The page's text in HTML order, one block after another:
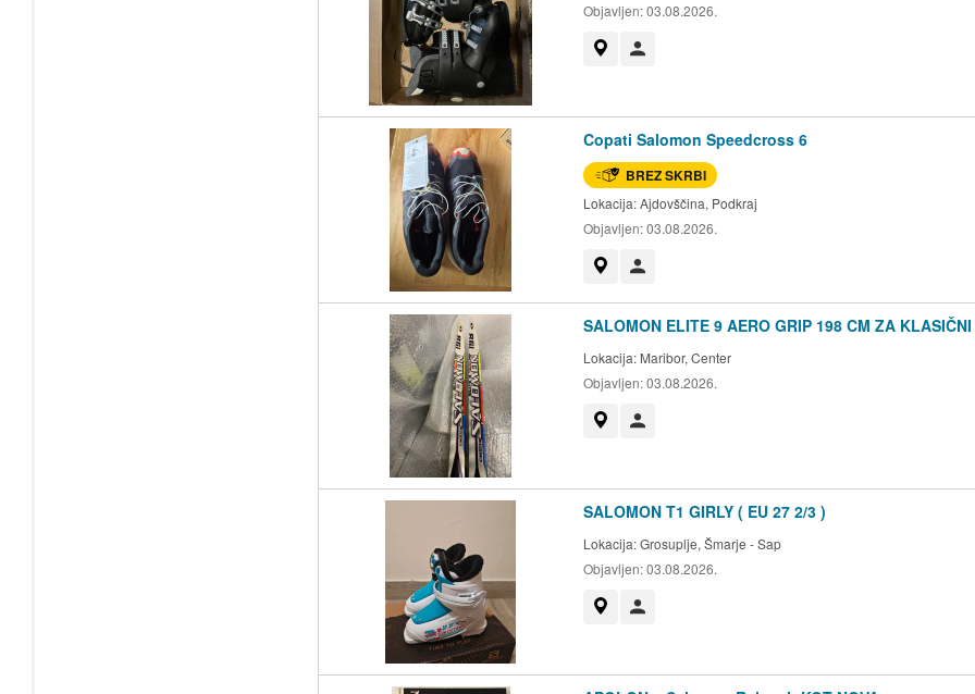
Objavljen:03.08.2026.
Copati Salomon Speedcross 6
BREZ SKRBI
Lokacija:Ajdovščina, Podkraj
Objavljen:03.08.2026.
SALOMON ELITE 9 AERO GRIP 198 CM ZA
Lokacija: Maribor, Center
Objavljen:03.08.2026.
SALOMON T1 GIRLY ( EU 27 2/3 )
Lokacija:Grosuplje, Šmarje - Sap
Objavljen:03.08.2026.